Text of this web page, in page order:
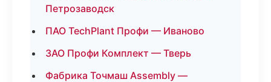
Петрозаводск
ПАО TechPlant Профи — Иваново
ЗАО Профи Комплект — Тверь
Фабрика Точмаш Assembly —